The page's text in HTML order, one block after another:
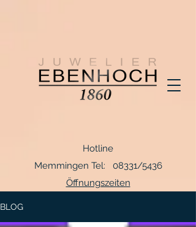
Hotline
Memmingen Tel: 08331/5436
Öffnungszeiten
BLOG